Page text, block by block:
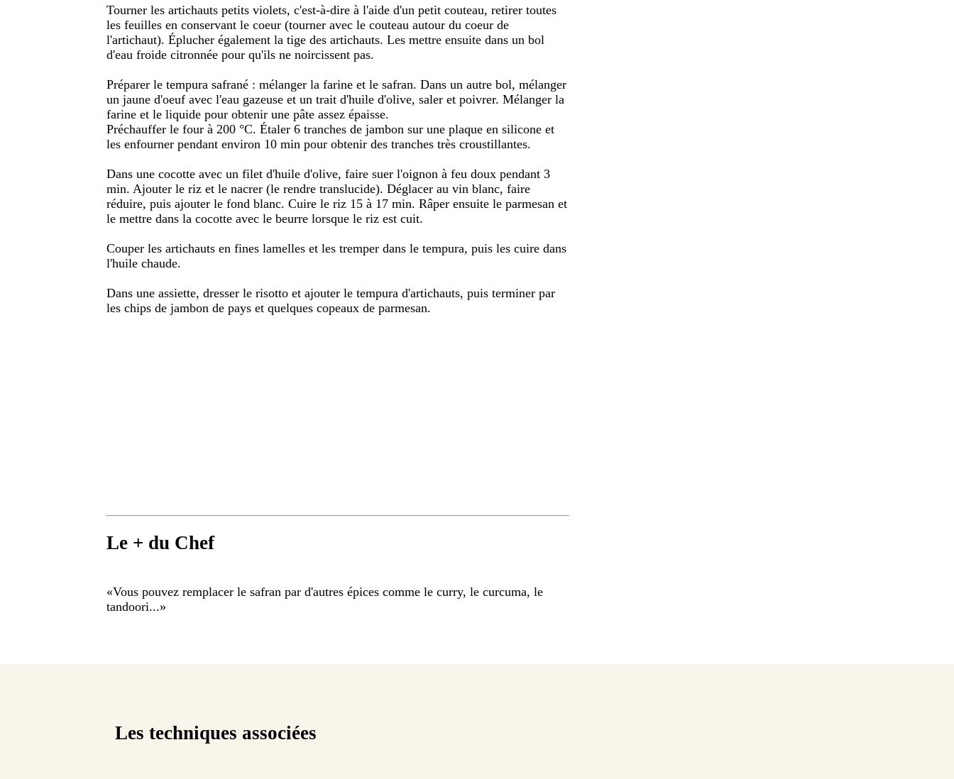
Tourner les artichauts petits violets, c'est-à-dire à l'aide d'un petit couteau, retirer toutes
les feuilles en conservant le coeur (tourner avec le couteau autour du coeur de
l'artichaut). Éplucher également la tige des artichauts. Les mettre ensuite dans un bol
d'eau froide citronnée pour qu'ils ne noircissent pas.
Préparer le tempura safrané : mélanger la farine et le safran. Dans un autre bol, mélanger
un jaune d'oeuf avec l'eau gazeuse et un trait d'huile d'olive, saler et poivrer. Mélanger la
farine et le liquide pour obtenir une pâte assez épaisse.
Préchauffer le four à 200 °C. Étaler 6 tranches de jambon sur une plaque en silicone et
les enfourner pendant environ 10 min pour obtenir des tranches très croustillantes.
Dans une cocotte avec un filet d'huile d'olive, faire suer l'oignon à feu doux pendant 3
min. Ajouter le riz et le nacrer (le rendre translucide). Déglacer au vin blanc, faire
réduire, puis ajouter le fond blanc. Cuire le riz 15 à 17 min. Râper ensuite le parmesan et
le mettre dans la cocotte avec le beurre lorsque le riz est cuit.
Couper les artichauts en fines lamelles et les tremper dans le tempura, puis les cuire dans
l'huile chaude.
Dans une assiette, dresser le risotto et ajouter le tempura d'artichauts, puis terminer par
les chips de jambon de pays et quelques copeaux de parmesan.
Le + du Chef
«Vous pouvez remplacer le safran par d'autres épices comme le curry, le curcuma, le
tandoori...»
Les techniques associées